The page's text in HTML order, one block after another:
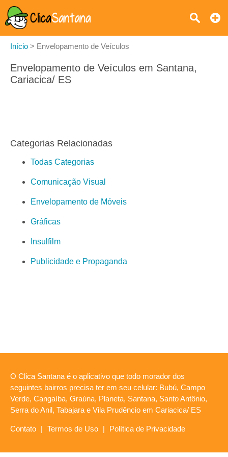
Início > Envelopamento de Veículos
Envelopamento de Veículos em Santana,
Cariacica/ ES
Categorias Relacionadas
Todas Categorias
Comunicação Visual
Envelopamento de Móveis
Gráficas
Insulfilm
Publicidade e Propaganda
O Clica Santana é o aplicativo que todo morador dos
seguintes bairros precisa ter em seu celular: Bubú, Campo
Verde, Cangaíba, Graúna, Planeta, Santana, Santo Antônio,
Serra do Anil, Tabajara e Vila Prudêncio em Cariacica/ ES
Contato | Termos de Uso | Política de Privacidade